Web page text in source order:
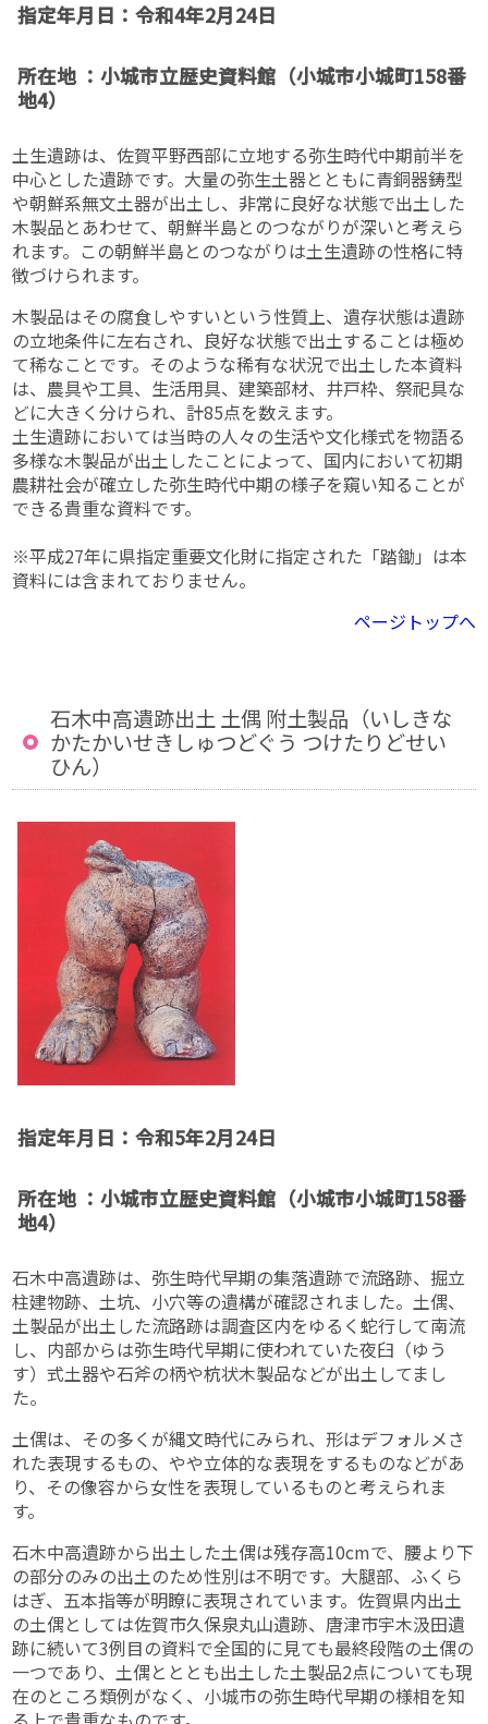
指定年月日：令和4年2月24日
所在地 ：小城市立歴史資料館（小城市小城町158番
地4）
土生遺跡は、佐賀平野西部に立地する弥生時代中期前半を
中心とした遺跡です。大量の弥生土器とともに青銅器鋳型
や朝鮮系無文土器が出土し、非常に良好な状態で出土した
木製品とあわせて、朝鮮半島とのつながりが深いと考えら
れます。この朝鮮半島とのつながりは土生遺跡の性格に特
徴づけられます。
木製品はその腐食しやすいという性質上、遺存状態は遺跡
の立地条件に左右され、良好な状態で出土することは極め
て稀なことです。そのような稀有な状況で出土した本資料
は、農具や工具、生活用具、建築部材、井戸枠、祭祀具な
どに大きく分けられ、計85点を数えます。
土生遺跡においては当時の人々の生活や文化様式を物語る
多様な木製品が出土したことによって、国内において初期
農耕社会が確立した弥生時代中期の様子を窺い知ることが
できる貴重な資料です。
※平成27年に県指定重要文化財に指定された「踏鋤」は本
資料には含まれておりません。
ページトップへ
石木中高遺跡出土 土偶 附土製品（いしきな
かたかいせきしゅつどぐう つけたりどせい
ひん）
指定年月日：令和5年2月24日
所在地 ：小城市立歴史資料館（小城市小城町158番
地4）
石木中高遺跡は、弥生時代早期の集落遺跡で流路跡、掘立
柱建物跡、土坑、小穴等の遺構が確認されました。土偶、
土製品が出土した流路跡は調査区内をゆるく蛇行して南流
し、内部からは弥生時代早期に使われていた夜臼（ゆう
す）式土器や石斧の柄や杭状木製品などが出土してまし
た。
土偶は、その多くが縄文時代にみられ、形はデフォルメさ
れた表現するもの、やや立体的な表現をするものなどがあ
り、その像容から女性を表現しているものと考えられま
す。
石木中高遺跡から出土した土偶は残存高10cmで、腰より下
の部分のみの出土のため性別は不明です。大腿部、ふくら
はぎ、五本指等が明瞭に表現されています。佐賀県内出土
の土偶としては佐賀市久保泉丸山遺跡、唐津市宇木汲田遺
跡に続いて3例目の資料で全国的に見ても最終段階の土偶の
一つであり、土偶とととも出土した土製品2点についても現
在のところ類例がなく、小城市の弥生時代早期の様相を知